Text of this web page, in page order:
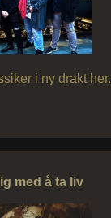
i ny drakt her.
med å ta liv